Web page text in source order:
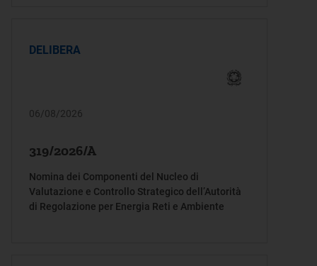
DELIBERA
06/08/2026
319/2026/A
Nomina dei Componenti del Nucleo di
Valutazione e Controllo Strategico dell’Autorità
di Regolazione per Energia Reti e Ambiente